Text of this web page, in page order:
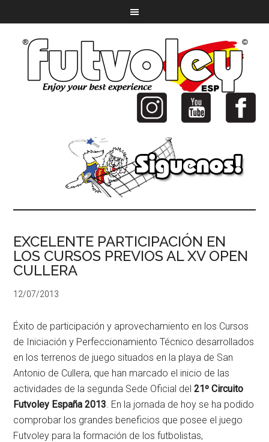
EXCELENTE PARTICIPACIÓN EN
LOS CURSOS PREVIOS AL XV OPEN
CULLERA
12/07/2013
Éxito de participación y aprovechamiento en los Cursos
de Iniciación y Perfeccionamiento Técnico desarrollados
en los terrenos de juego situados en la playa de San
Antonio de Cullera, que han marcado el inicio de las
actividades de la segunda Sede Oficial del21º Circuito
Futvoley España 2013. En la jornada de hoy se ha podido
comprobar los grandes beneficios que posee el juego
Futvoley para la formación de los futbolistas,